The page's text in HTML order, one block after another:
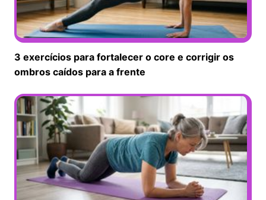
3 exercícios para fortalecer o core e corrigir os
ombros caídos para a frente